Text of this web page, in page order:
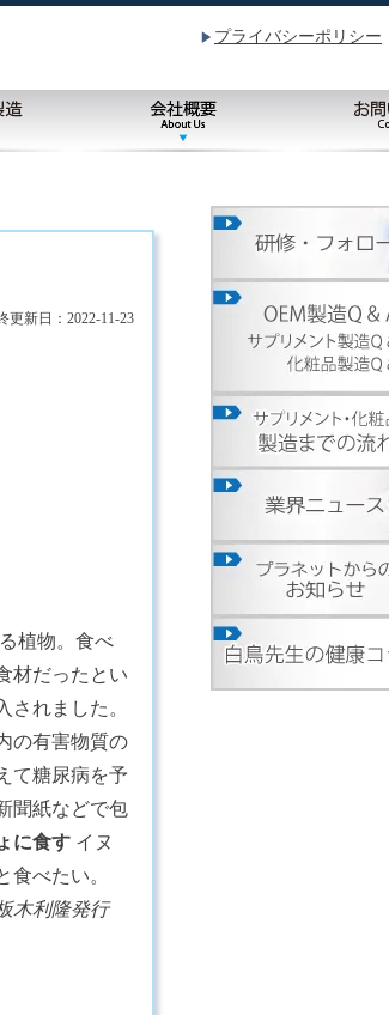
プライバシーポリシー
更新日： 2022-11-23
植物。食べ
材だったとい
れました。
の有害物質の
て糖尿病を予
聞紙などで包
に食す イヌ
食べたい。
木利隆発行